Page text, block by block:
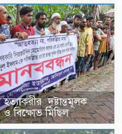
দৃষ্টান্তমূলক
ও বিক্ষোভ মিছিল